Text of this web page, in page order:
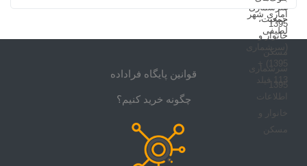
قوانین پایگاه فراداده
چگونه خرید کنیم؟